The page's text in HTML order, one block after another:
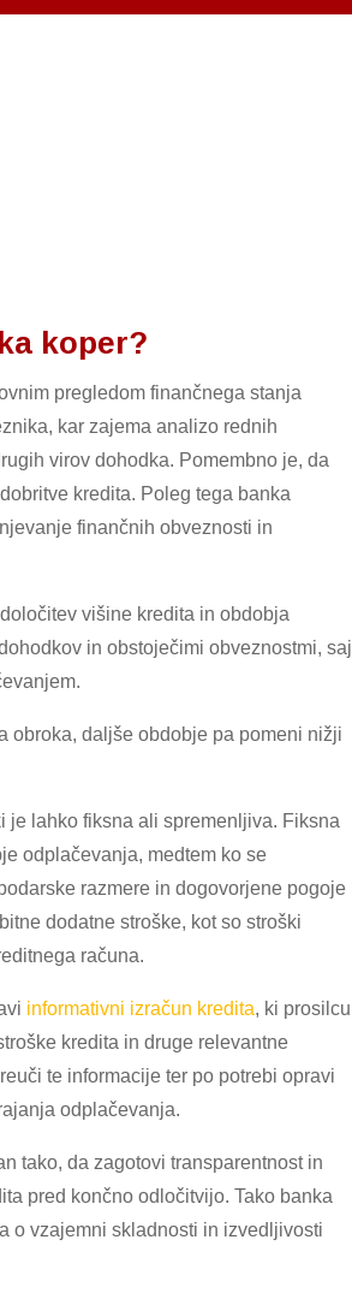
koper?
pregledom finančnega stanja
kar zajema analizo rednih
virov dohodka. Pomembno je, da
kredita. Poleg tega banka
finančnih obveznosti in
višine kredita in obdobja
in obstoječimi obveznostmi, saj
obroka, daljše obdobje pa pomeni nižji
je lahko fiksna ali spremenljiva. Fiksna
odplačevanja, medtem ko se
razmere in dogovorjene pogoje
dodatne stroške, kot so stroški
računa.
informativni izračun kredita, ki prosilcu
kredita in druge relevantne
te informacije ter po potrebi opravi
odplačevanja.
tako, da zagotovi transparentnost in
pred končno odločitvijo. Tako banka
o vzajemni skladnosti in izvedljivosti